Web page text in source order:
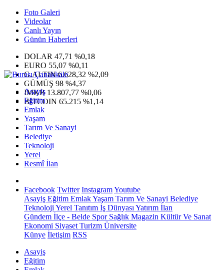
Foto Galeri
Videolar
Canlı Yayın
Günün Haberleri
DOLAR 47,71 %0,18
EURO 55,07 %0,11
G.ALTIN6.628,32 %2,09
GÜMÜŞ 98 %4,37
IMKB 13.807,77 %0,06
BITCOIN 65.215 %1,14
Asayiş
Eğitim
Emlak
Yaşam
Tarım Ve Sanayi
Belediye
Teknoloji
Yerel
Resmî İlan
Facebook Twitter InstagramYoutube
Asayiş Eğitim EmlakYaşam Tarım Ve Sanayi Belediye
Teknoloji Yerel Tanıtım İş Dünyası Yatırım İlan
Gündem İlçe - Belde SporSağlık Magazin Kültür Ve Sanat
Ekonomi Siyaset Turizm Üniversite
Künye İletişim RSS
Asayiş
Eğitim